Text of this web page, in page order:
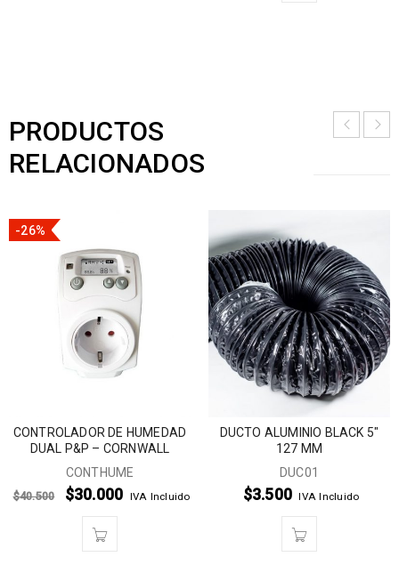
PRODUCTOS
RELACIONADOS
-26%
CONTROLADOR DE HUMEDAD
DUAL P&P – CORNWALL
CONTHUME
$40.500 $30.000 IVA Incluido
DUCTO ALUMINIO BLACK 5″
127 MM
DUC01
$3.500 IVA Incluido